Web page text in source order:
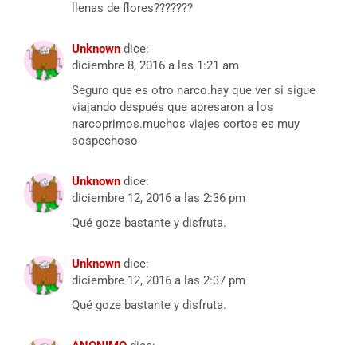
llenas de flores???????
Unknown dice:
diciembre 8, 2016 a las 1:21 am
Seguro que es otro narco.hay que ver si sigue
viajando después que apresaron a los
narcoprimos.muchos viajes cortos es muy
sospechoso
Unknown dice:
diciembre 12, 2016 a las 2:36 pm
Qué goze bastante y disfruta.
Unknown dice:
diciembre 12, 2016 a las 2:37 pm
Qué goze bastante y disfruta.